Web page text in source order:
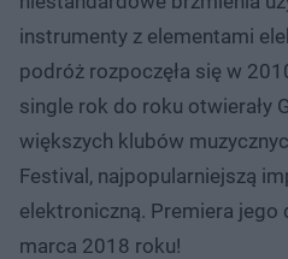
instrumenty z elementami
podróż rozpoczęła się w
single rok do roku otwierały
większych klubów
Festival, najpopularniejszą
elektroniczną. Premiera
marca 2018 roku!